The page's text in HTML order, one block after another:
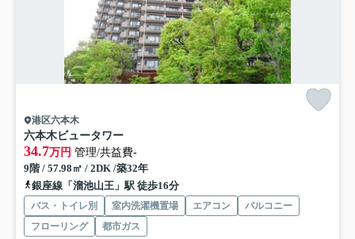
港区六本木
六本木ビュータワー
34.7万円 管理/共益費-
9階 / 57.98㎡ / 2DK /築32年
銀座線「溜池山王」駅 徒歩16分
バス・トイレ別 室内洗濯機置場 エアコン
バルコニー
フローリング
都市ガス